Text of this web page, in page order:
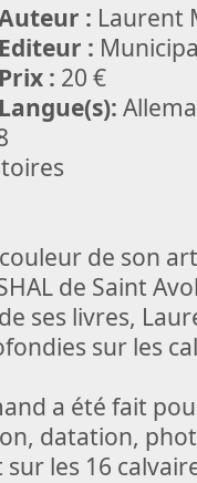
: Laurent
Editeur :
Prix : 20 €
Langue(s):
de son
de Saint
ses livres,
sur les
a été fait
datation,
les 16